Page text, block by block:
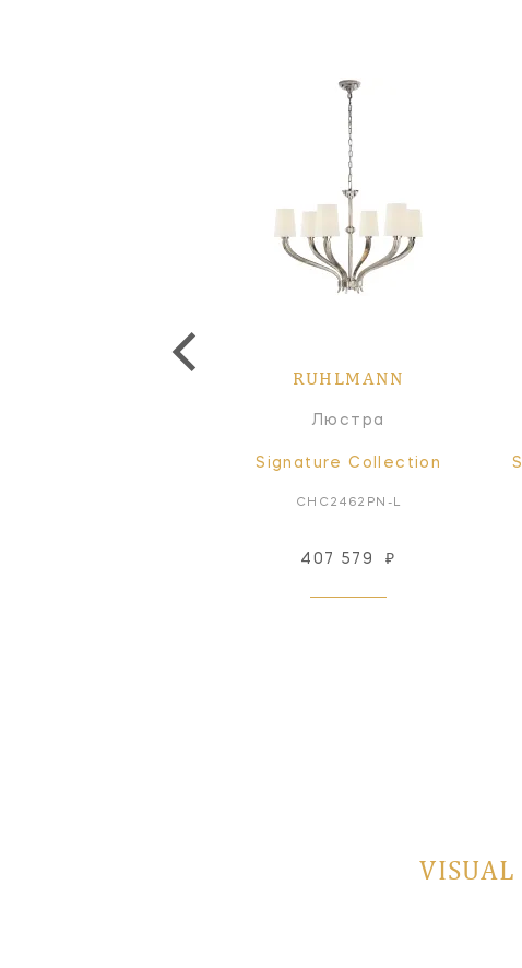
RUHLMANN
Люстра
Signature Collection
CHC2462PN-L
407 579 ₽
VISUAL